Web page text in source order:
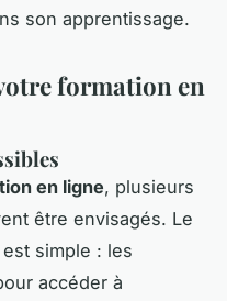
son apprentissage.
formation en
en ligne, plusieurs
être envisagés. Le
simple : les
accéder à